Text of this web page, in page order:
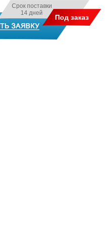
Срок поставки
14 дней
Под заказ